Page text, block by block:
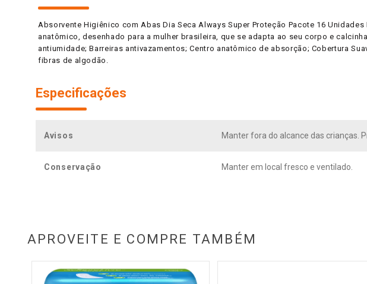
Absorvente Higiênico com Abas Dia Seca Always Super Proteção Pacote 16
anatômico, desenhado para a mulher brasileira, que se adapta ao seu corpo e
antiumidade; Barreiras antivazamentos; Centro anatômico de absorção; Cobertura
fibras de algodão.
Especificações
Avisos Manter fora do alcance das crianças.
Conservação Manter em local fresco e ventilado.
APROVEITE E COMPRE TAMBÉM